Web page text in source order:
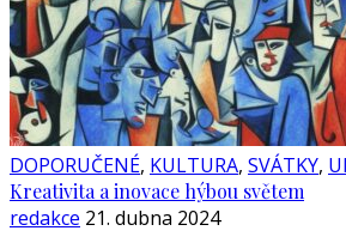
DOPORUČENÉ, KULTURA, SVÁTKY,
Kreativita a inovace hýbou světem
redakce 21. dubna 2024